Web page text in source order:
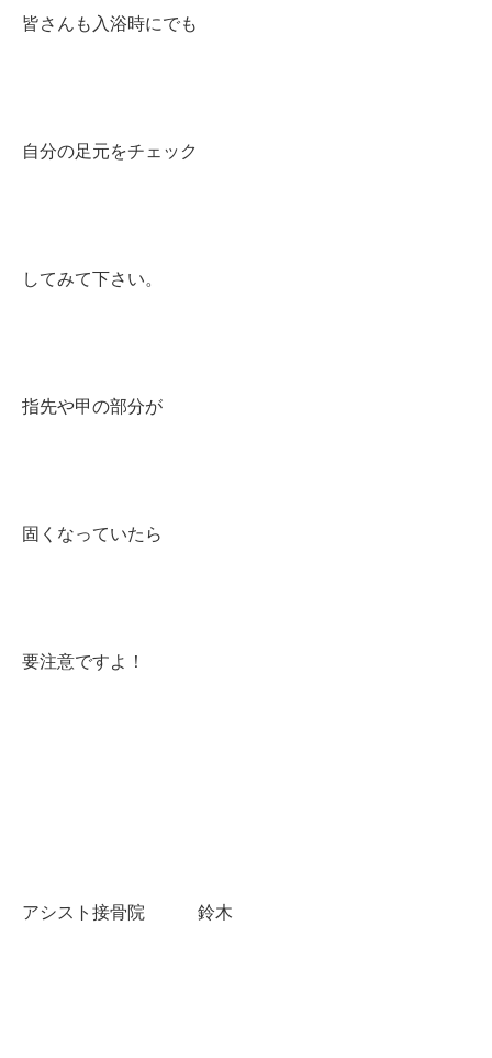
皆さんも入浴時にでも
自分の足元をチェック
してみて下さい。
指先や甲の部分が
固くなっていたら
要注意ですよ！
アシスト接骨院 鈴木